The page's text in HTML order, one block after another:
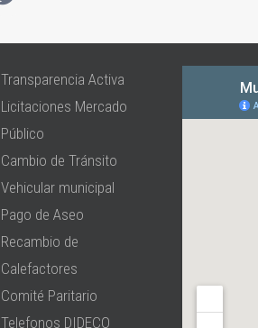
Transparencia Activa
Licitaciones Mercado
Público
Cambio de Tránsito
Vehicular municipal
Pago de Aseo
Recambio de
Calefactores
Comité Paritario
Telefonos DIDECO